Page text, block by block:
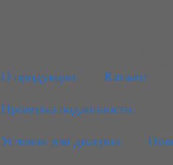
О продукции
Каталог
Проверка подлинности
Условия для дилеров